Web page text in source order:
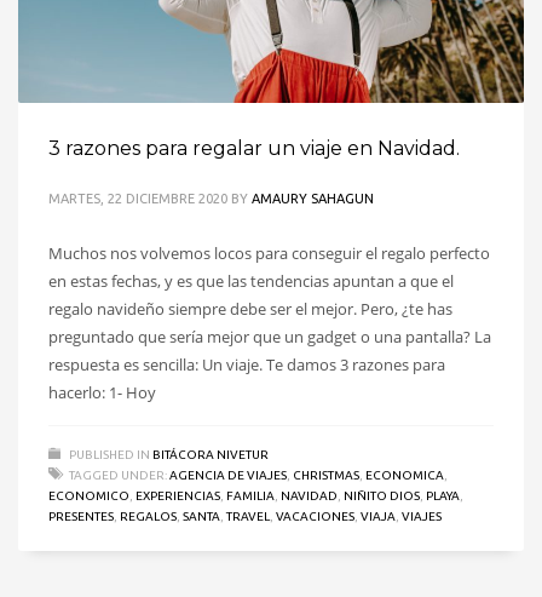
3 razones para regalar un viaje en Navidad.
MARTES, 22 DICIEMBRE 2020 BY AMAURY SAHAGUN
Muchos nos volvemos locos para conseguir el regalo perfecto
en estas fechas, y es que las tendencias apuntan a que el
regalo navideño siempre debe ser el mejor. Pero, ¿te has
preguntado que sería mejor que un gadget o una pantalla? La
respuesta es sencilla: Un viaje. Te damos 3 razones para
hacerlo: 1- Hoy
PUBLISHED IN BITÁCORA NIVETUR
TAGGED UNDER:AGENCIA DE VIAJES CHRISTMAS ECONOMICA
ECONOMICO
EXPERIENCIAS FAMILIA NAVIDAD NIÑITO DIOS PLAYA
PRESENTES REGALOS SANTA ,TRAVEL VACACIONES VIAJA VIAJES